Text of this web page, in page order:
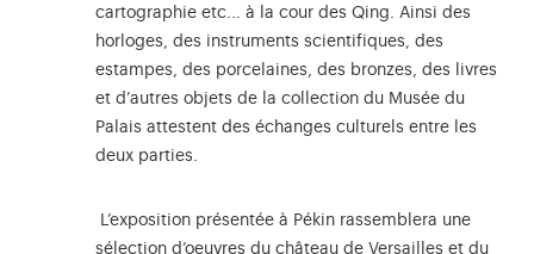
cartographie etc... à la cour des Qing. Ainsi des
horloges, des instruments scientifiques, des
estampes, des porcelaines, des bronzes, des livres
et d’autres objets de la collection du Musée du
Palais attestent des échanges culturels entre les
deux parties.
L’exposition présentée à Pékin rassemblera une
sélection d’oeuvres du château de Versailles et du